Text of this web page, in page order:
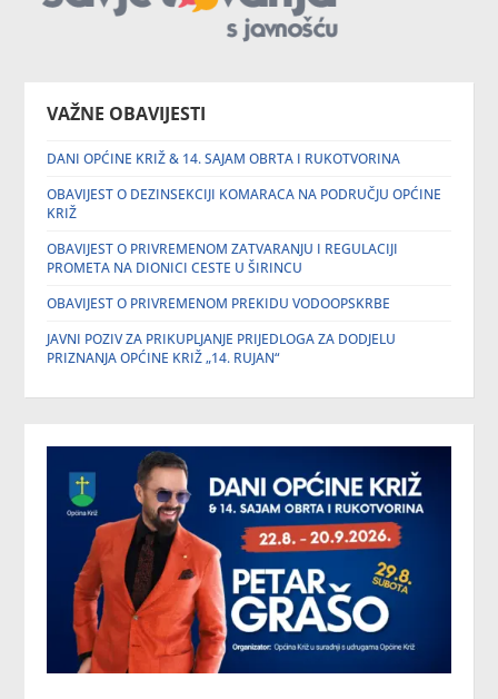
VAŽNE OBAVIJESTI
DANI OPĆINE KRIŽ & 14. SAJAM OBRTA I RUKOTVORINA
OBAVIJEST O DEZINSEKCIJI KOMARACA NA PODRUČJU OPĆINE
KRIŽ
OBAVIJEST O PRIVREMENOM ZATVARANJU I REGULACIJI
PROMETA NA DIONICI CESTE U ŠIRINCU
OBAVIJEST O PRIVREMENOM PREKIDU VODOOPSKRBE
JAVNI POZIV ZA PRIKUPLJANJE PRIJEDLOGA ZA DODJELU
PRIZNANJA OPĆINE KRIŽ „14. RUJAN“